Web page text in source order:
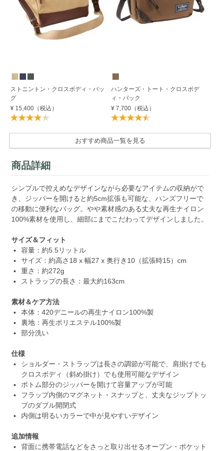
ストニントン・クロスボディ・バッ
グ
¥ 15,400（税込）
ハンターズ・トート・クロスボデ
ィ・パック
¥ 7,700 （税込）
おすすめ商品一覧を見る
商品詳細
シンプルで控えめなデザインながら必要なアイテムの収納がで
き、ジッパーを開けると約5cm拡張も可能な、ハンズフリーで
の移動に便利なバッグ。やや素材感のある丈夫な再生ナイロン
100%素材を使用し、細部にまでこだわってデザインしました。
サイズ＆フィット
容量：約5.5リットル
サイズ：約高さ18 x 幅27 x 奥行き10（拡張時15）cm
重さ：約272g
ストラップの長さ：最大約163cm
素材＆ケア方法
本体：420デニールの再生ナイロン100%製
裏地：再生ポリエステル100%製
部分洗い
仕様
ショルダー・ストラップは長さの調節が可能で、肩掛けでも
クロスボディ（斜め掛け）でも使用可能なデザイン
ボトム部分のジッパーを開けて容量アップが可能
フラップ内側のマグネット・スナップと、丈夫なジップトッ
プのダブル開閉式
内側は明るいカラーで中が見やすいデザイン
追加情報
背面に携帯電話などをさっと取り出せるオープン・ポケット